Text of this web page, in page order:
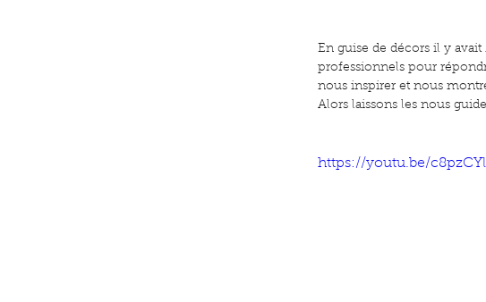
En guise de décors il y
professionnels pour
nous inspirer et nous
Alors laissons les nous
https://youtu.be/